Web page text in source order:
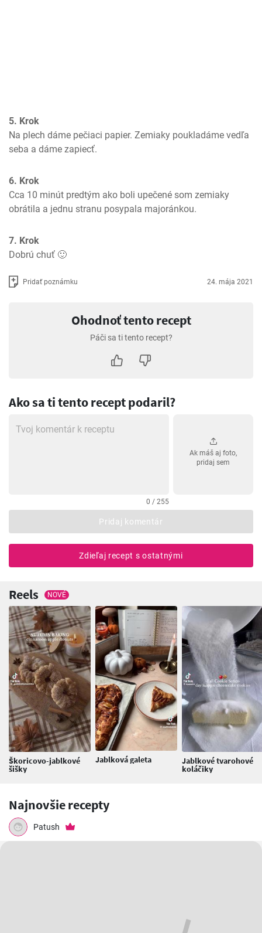
5. Krok
Na plech dáme pečiaci papier. Zemiaky poukladáme vedľa
seba a dáme zapiecť.
6. Krok
Cca 10 minút predtým ako boli upečené som zemiaky
obrátila a jednu stranu posypala majoránkou.
7. Krok
Dobrú chuť 🙂
Pridať poznámku 24. mája 2021
Ohodnoť tento recept
Páči sa ti tento recept?
Ako sa ti tento recept podaril?
0 / 255
Ak máš aj foto,
pridaj sem
Pridaj komentár
Zdieľaj recept s ostatnými
Reels NOVÉ
Škoricovo-jablkové
šišky
Jablková galeta Jablkové tvarohové
koláčiky
Najnovšie recepty
Patush